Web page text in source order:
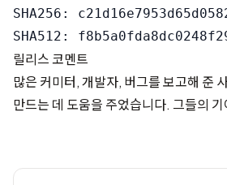
SHA256:
릴리스 코멘트
많은 커미터, 개발자, 버그를 보고해 준
만드는 데 도움을 주었습니다. 그들의